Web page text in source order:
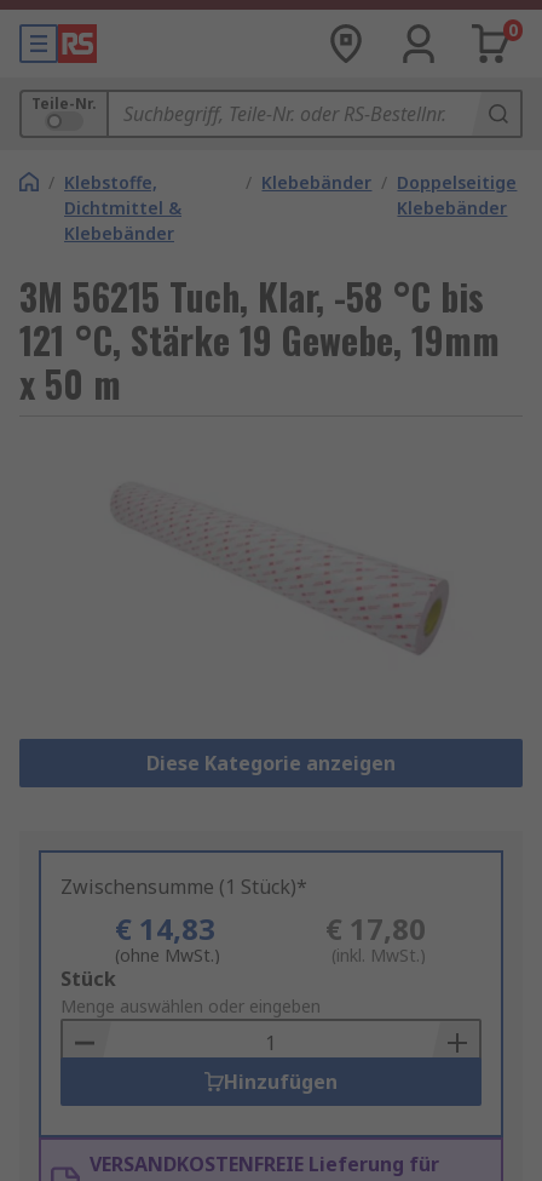
0
Teile-Nr.
/ Klebstoffe,
Dichtmittel &
Klebebänder
/ Klebebänder / Doppelseitige
Klebebänder
3M 56215 Tuch, Klar, -58 °C bis
121 °C, Stärke 19 Gewebe, 19mm
x 50 m
Diese Kategorie anzeigen
Zwischensumme (1 Stück)*
€ 14,83
(ohne MwSt.)
€ 17,80
(inkl. MwSt.)
Add
to
Basket
Stück
Menge auswählen oder eingeben
Hinzufügen
VERSANDKOSTENFREIE Lieferung für